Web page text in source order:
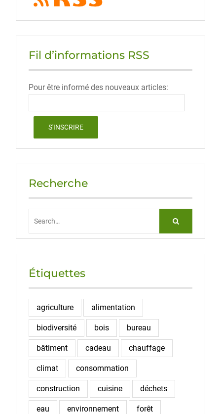
Fil d’informations RSS
Pour être informé des nouveaux articles:
Recherche
Étiquettes
agriculture alimentation
biodiversité bois bureau
bâtiment cadeau chauffage
climat consommation
construction cuisine déchets
eau environnement forêt